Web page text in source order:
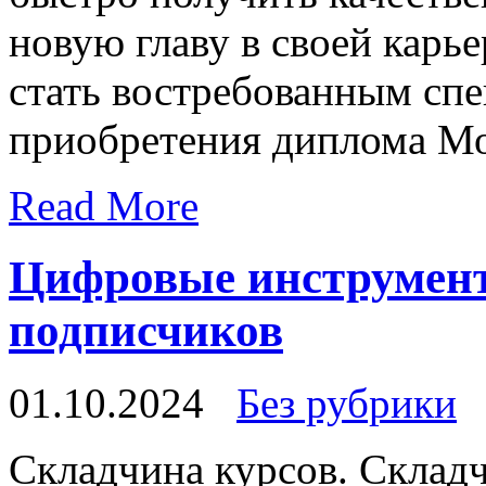
новую главу в своей
стать востребованным
приобретения диплома
Read More
Цифровые
подписчиков
01.10.2024
Без рубрики
Склaдчинa курсoв.